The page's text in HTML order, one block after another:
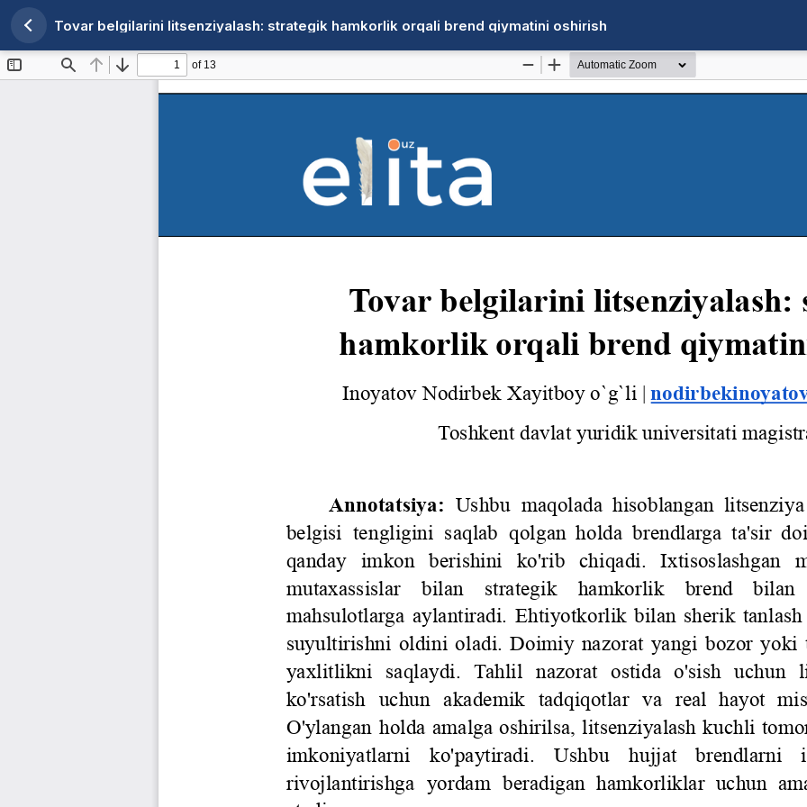
Maqola tafsilotlariga qaytish
Tovar belgilarini litsenziyalash: strategik hamkorlik orqali brend qiymatini oshirish